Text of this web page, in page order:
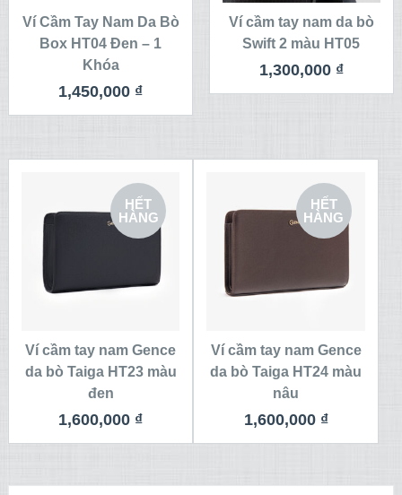
Ví Cầm Tay Nam Da Bò
Box HT04 Đen – 1
Khóa
1,450,000 ₫
Ví cầm tay nam da bò
Swift 2 màu HT05
1,300,000 ₫
HẾT
HÀNG
Ví cầm tay nam Gence
da bò Taiga HT23 màu
đen
1,600,000 ₫
HẾT
HÀNG
Ví cầm tay nam Gence
da bò Taiga HT24 màu
nâu
1,600,000 ₫